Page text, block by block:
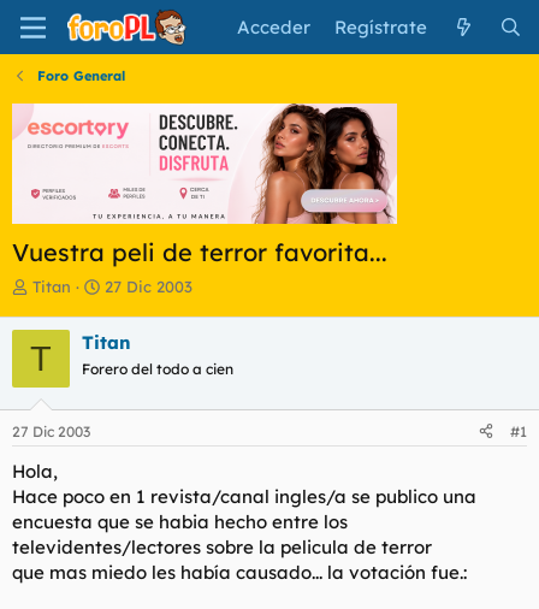
Acceder Regístrate
Foro General
Vuestra peli de terror favorita...
I
i
c
a
d
o
d
e
l
t
e
Titan
F
h
a
e
c
i
o
27 Dic 2003
T Titan
Forero del todo a cien
27 Dic 2003 #1
Hola,
Hace poco en 1 revista/canal ingles/a se publico una
encuesta que se habia hecho entre los
televidentes/lectores sobre la pelicula de terror
que mas miedo les había causado... la votación fue.: